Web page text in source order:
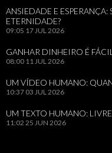
ANSIEDADE E ESPERANÇA:
ETERNIDADE?
09:05 17 JUL 2026
GANHAR DINHEIRO É
08:00 11 JUL 2026
UM VÍDEO HUMANO:
10:37 03 JUL 2026
UM TEXTO HUMANO:
11:02 25 JUN 2026